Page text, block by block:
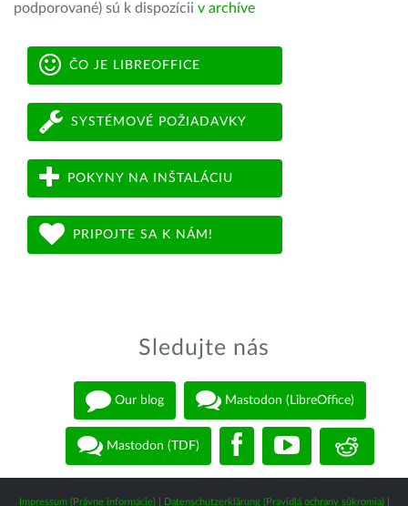
podporované) sú k dispozícii v archíve
ČO JE LIBREOFFICE
SYSTÉMOVÉ POŽIADAVKY
POKYNY NA INŠTALÁCIU
PRIPOJTE SA K NÁM!
Sledujte nás
Our blog Mastodon (LibreOffice)
Mastodon (TDF)
Impressum (Právne informácie)| Datenschutzerklärung (Pravidlá ochrany súkromia)|